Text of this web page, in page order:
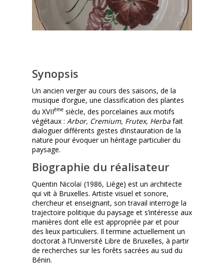
Synopsis
Un ancien verger au cours des saisons, de la
musique d’orgue, une classification des plantes
du XVIIème siècle, des porcelaines aux motifs
végétaux : Arbor, Cremium, Frutex, Herba fait
dialoguer différents gestes d’instauration de la
nature pour évoquer un héritage particulier du
paysage.
Biographie du réalisateur
Quentin Nicolaï (1986, Liège) est un architecte
qui vit à Bruxelles. Artiste visuel et sonore,
chercheur et enseignant, son travail interroge la
trajectoire politique du paysage et s’intéresse aux
manières dont elle est appropriée par et pour
des lieux particuliers. Il termine actuellement un
doctorat à l’Université Libre de Bruxelles, à partir
de recherches sur les forêts sacrées au sud du
Bénin.